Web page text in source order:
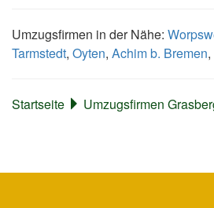
Umzugsfirmen in der Nähe:
Tarmstedt, Oyten, Achim b. Bremen,
Startseite Umzugsfirmen